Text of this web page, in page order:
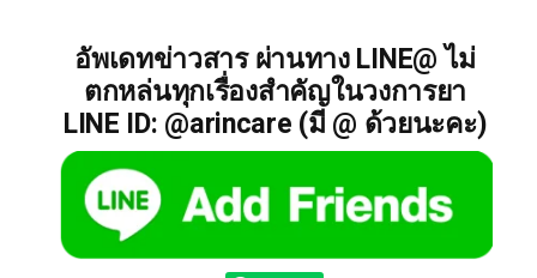
อัพเดทข่าวสาร ผ่านทาง LINE@ ไม่
ตกหล่นทุกเรื่องสำคัญในวงการยา
LINE ID: @arincare (มี @ ด้วยนะคะ)